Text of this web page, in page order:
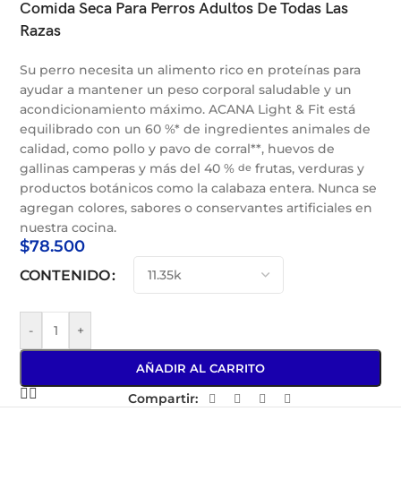
Comida Seca Para Perros Adultos De Todas Las
Razas
Su perro necesita un alimento rico en proteínas para
ayudar a mantener un peso corporal saludable y un
acondicionamiento máximo. ACANA Light & Fit está
equilibrado con un 60 %* de ingredientes animales de
calidad, como pollo y pavo de corral**, huevos de
gallinas camperas y más del 40 %de frutas, verduras y
productos botánicos como la calabaza entera. Nunca se
agregan colores, sabores o conservantes artificiales en
nuestra cocina.
$78.500
CONTENIDO
- +
AÑADIR AL CARRITO
Compartir: